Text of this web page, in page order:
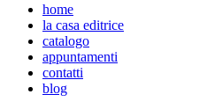
home
la casa editrice
catalogo
appuntamenti
contatti
blog